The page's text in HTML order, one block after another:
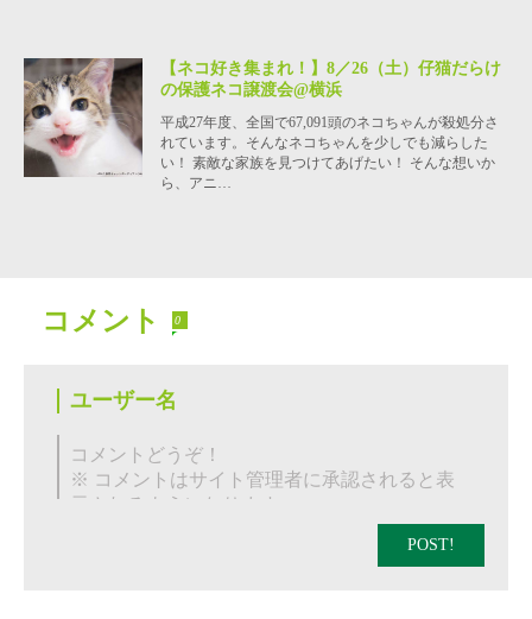
【ネコ好き集まれ！】8／26（土）仔猫だらけ
の保護ネコ譲渡会@横浜
平成27年度、全国で67,091頭のネコちゃんが殺処分さ
れています。そんなネコちゃんを少しでも減らした
い！ 素敵な家族を見つけてあげたい！ そんな想いか
ら、アニ…
コメント 0
POST!